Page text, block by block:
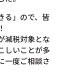
る」ので、皆
減税対象とな
しいことが多
一度ご相談さ